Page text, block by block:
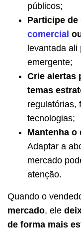
públicos;
Participe
comercial
levantada ali
emergente;
Crie alertas
temas
regulatórias,
tecnologias;
Mantenha
Adaptar a
mercado
atenção.
Quando o
mercado, ele
de forma mais